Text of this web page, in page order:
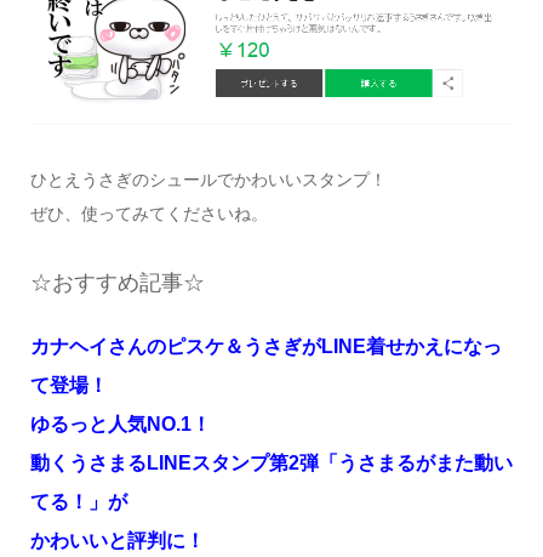
ひとえうさぎのシュールでかわいいスタンプ！
ぜひ、使ってみてくださいね。
☆おすすめ記事☆
カナヘイさんのピスケ＆うさぎがLINE着せかえになっ
て登場！
ゆるっと人気NO.1！
動くうさまるLINEスタンプ第2弾「うさまるがまた動い
てる！」が
かわいいと評判に！